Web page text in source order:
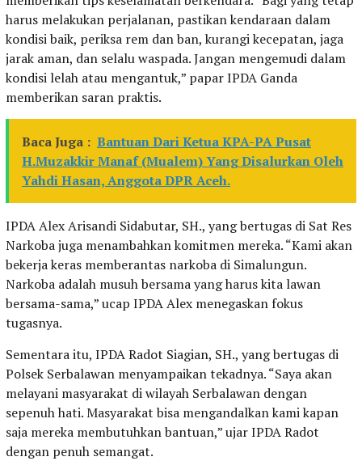
harus melakukan perjalanan, pastikan kendaraan dalam
kondisi baik, periksa rem dan ban, kurangi kecepatan, jaga
jarak aman, dan selalu waspada. Jangan mengemudi dalam
kondisi lelah atau mengantuk,” papar IPDA Ganda
memberikan saran praktis.
Baca Juga : Bantuan Dari Ketua KPA-PA Pusat
H.Muzakkir Manaf (Mualem) Yang Disalurkan Oleh
Yahdi Hasan, Anggota DPR Aceh.
IPDA Alex Arisandi Sidabutar, SH., yang bertugas di Sat Res
Narkoba juga menambahkan komitmen mereka. “Kami akan
bekerja keras memberantas narkoba di Simalungun.
Narkoba adalah musuh bersama yang harus kita lawan
bersama-sama,” ucap IPDA Alex menegaskan fokus
tugasnya.
Sementara itu, IPDA Radot Siagian, SH., yang bertugas di
Polsek Serbalawan menyampaikan tekadnya. “Saya akan
melayani masyarakat di wilayah Serbalawan dengan
sepenuh hati. Masyarakat bisa mengandalkan kami kapan
saja mereka membutuhkan bantuan,” ujar IPDA Radot
dengan penuh semangat.